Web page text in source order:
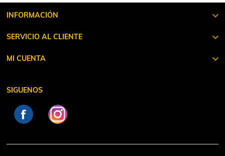
INFORMACIÓN
SERVICIO AL CLIENTE
MI CUENTA
SIGUENOS